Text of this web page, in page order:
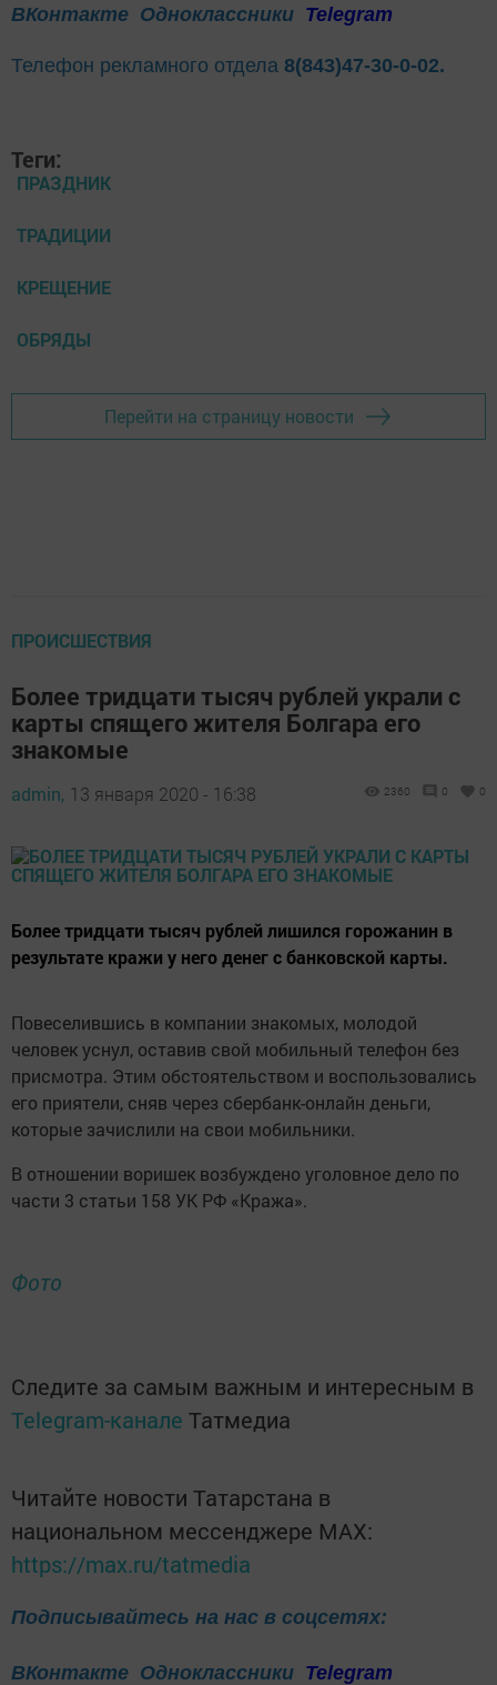
ВКонтакте Одноклассники Telegram
Телефон рекламного отдела 8(843)47-30-0-02.
Теги:
ПРАЗДНИК
ТРАДИЦИИ
КРЕЩЕНИЕ
ОБРЯДЫ
Перейти на страницу новости
ПРОИСШЕСТВИЯ
Более тридцати тысяч рублей украли с
карты спящего жителя Болгара его
знакомые
admin, 13 января 2020 - 16:38 2360 0 0
Более тридцати тысяч рублей лишился горожанин в
результате кражи у него денег с банковской карты.
Повеселившись в компании знакомых, молодой
человек уснул, оставив свой мобильный телефон без
присмотра. Этим обстоятельством и воспользовались
его приятели, сняв через сбербанк-онлайн деньги,
которые зачислили на свои мобильники.
В отношении воришек возбуждено уголовное дело по
части 3 статьи 158 УК РФ «Кража».
Фото
Следите за самым важным и интересным в
Telegram-канале Татмедиа
Читайте новости Татарстана в
национальном мессенджере MАХ:
https://max.ru/tatmedia
Подписывайтесь на нас в соцсетях:
ВКонтакте Одноклассники Telegram